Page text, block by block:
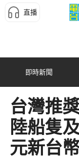
直播
即時新聞
台灣推
陸船隻
元新台